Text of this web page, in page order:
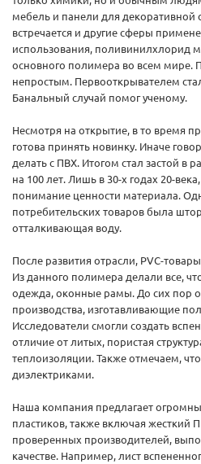
мебель и панели для декоративной
встречается и другие сферы
использования, поливинилхлорид
основного полимера во всем мире.
непростым. Первооткрывателем
Банальный случай помог ученому.
Несмотря на открытие, в то время
готова принять новинку. Иначе
делать с ПВХ. Итогом стал застой в
на 100 лет. Лишь в 30-х годах 20-
понимание ценности материала.
потребительских товаров была
отталкивающая воду.
После развития отрасли, PVC-
Из данного полимера делали все,
одежда, оконные рамы. До сих пор
производства, изготавливающие
Исследователи смогли создать
отличие от литых, пористая
теплоизоляции. Также отмечаем,
диэлектриками.
Наша компания предлагает
пластиков, также включая жесткий
проверенных производителей,
качестве. Например, лист